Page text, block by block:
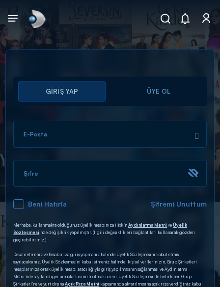
Arama
ARAMA SONUÇLARI
DİĞER SONUÇLAR
GİRİŞ YAP ÜYE OL
E-Posta
Şifre
Beni Hatırla Şifremi Unuttum
Merhaba, kullanmakta olduğunuz üyelik hesabınıza ilişkinAydınlatma Metni veÜyelik
Sözleşmesi’nde değişiklik yapılmıştır. (İlgili değişiklikleri bağlantıları kullanarak gözden
geçirebilirsiniz.)
Devam etmeniz ve hesabınıza giriş yapmanız halinde Üyelik Sözleşmesini kabul etmiş
sayılacaksınız. Üyelik Sözleşmesini kabul etmeniz halinde; kişisel verilerinizin, Grup Şirketleri
hesaplarınıza ortak üyelik hesabı aracılığıyla giriş yapılmasının sağlanması ve Aydınlatma
Metni’nde sayılan diğer amaçlarla sınırlı olmak üzere, Üyelik Sözleşmesi ile belirlenen Grup
Şirketleri’ne ve yurt dışınaAçık Rıza Metni kapsamında aktarılmasına açık rıza verdiğiniz kabul